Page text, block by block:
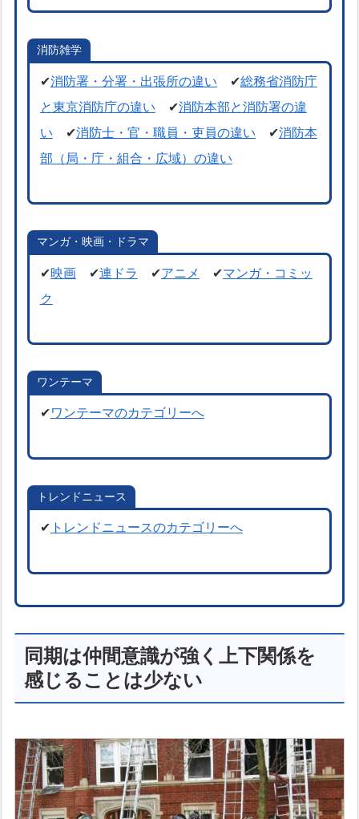
消防雑学
✔消防署・分署・出張所の違い ✔総務省消防庁
と東京消防庁の違い ✔消防本部と消防署の違
い ✔消防士・官・職員・吏員の違い ✔消防本
部（局・庁・組合・広域）の違い
マンガ・映画・ドラマ
✔映画✔連ドラ ✔アニメ ✔マンガ・コミッ
ク
ワンテーマ
✔ワンテーマのカテゴリーへ
トレンドニュース
✔ トレンドニュースのカテゴリーへ
同期は仲間意識が強く上下関係を
感じることは少ない